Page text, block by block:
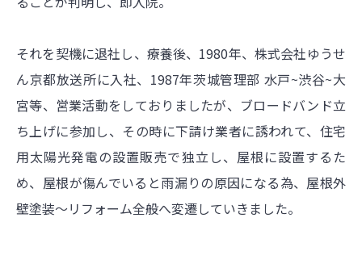
それを契機に退社し、療養後、1980年、株式会社ゆうせ
ん京都放送所に入社、1987年茨城管理部 水戸~渋谷~大
宮等、営業活動をしておりましたが、ブロードバンド立
ち上げに参加し、その時に下請け業者に誘われて、住宅
用太陽光発電の設置販売で独立し、屋根に設置するた
め、屋根が傷んでいると雨漏りの原因になる為、屋根外
壁塗装～リフォーム全般へ変遷していきました。